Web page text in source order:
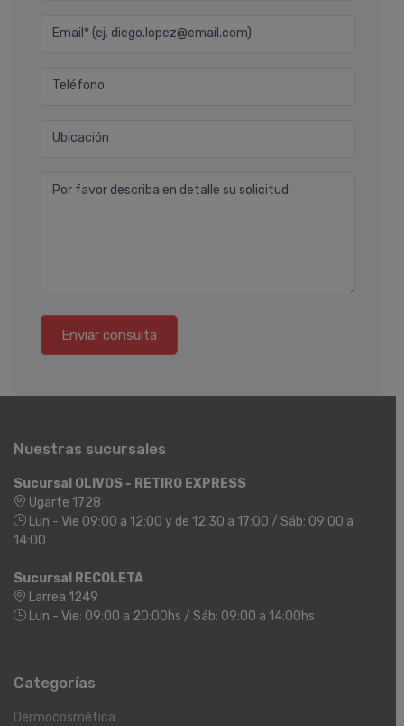
Email* (ej. diego.lopez@email.com)
Teléfono
Ubicación
Por favor describa en detalle su solicitud
Enviar consulta
Nuestras sucursales
Sucursal OLIVOS - RETIRO EXPRESS
Ugarte 1728
Lun - Vie 09:00 a 12:00 y de 12:30 a 17:00 / Sáb: 09:00 a
14:00
Sucursal RECOLETA
Larrea 1249
Lun - Vie: 09:00 a 20:00hs / Sáb: 09:00 a 14:00hs
Categorías
Dermocosmética